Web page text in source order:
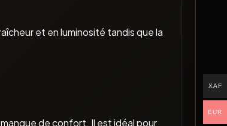
et en luminosité tandis que la
de confort. Il est idéal pour
XAF
EUR